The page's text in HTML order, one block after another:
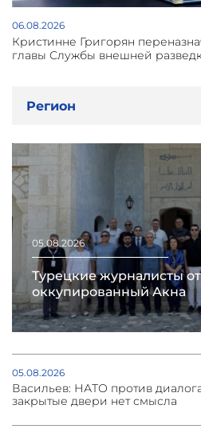
06.08.2026
Кристинне Григорян
главы Службы внешней
Регион
05.08.2026
Турецкие журналисты
оккупированный Акна
05.08.2026
Васильев: НАТО против
закрытые двери нет смысла